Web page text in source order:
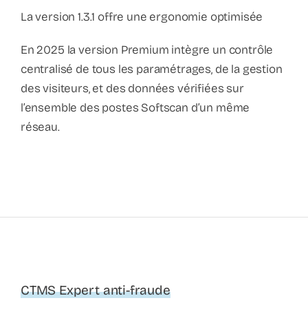
La version 1.3.1 offre une ergonomie optimisée
En 2025 la version Premium intègre un contrôle
centralisé de tous les paramétrages, de la gestion
des visiteurs, et des données vérifiées sur
l’ensemble des postes Softscan d’un même
réseau.
CTMS Expert anti-fraude